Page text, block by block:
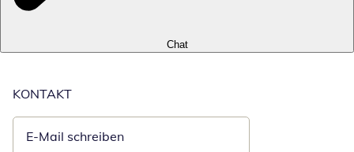
Chat
KONTAKT
E-Mail schreiben
Öffnet E-Mail-Client